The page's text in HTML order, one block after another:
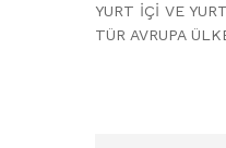
YURT İÇİ VE
TÜR AVRUPA